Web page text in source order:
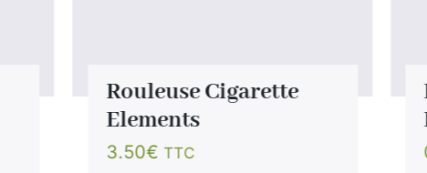
Rouleuse Cigarette
Elements
3.50€ TTC